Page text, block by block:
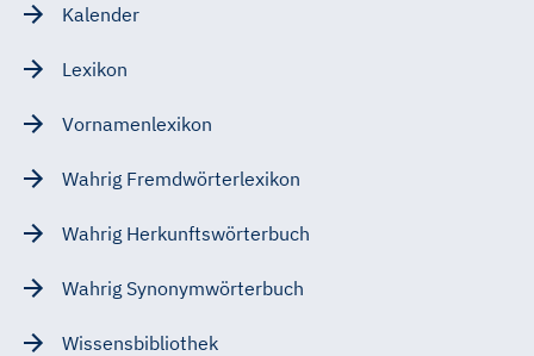
Kalender
Lexikon
Vornamenlexikon
Wahrig Fremdwörterlexikon
Wahrig Herkunftswörterbuch
Wahrig Synonymwörterbuch
Wissensbibliothek